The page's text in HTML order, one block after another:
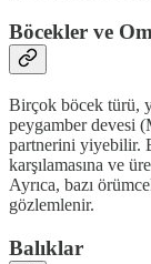
Böcekler ve
Birçok böcek türü,
peygamber devesi
partnerini yiyebilir.
karşılamasına ve
Ayrıca, bazı
gözlemlenir.
Balıklar